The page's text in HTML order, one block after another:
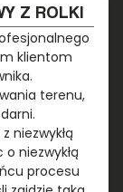
Z ROLKI
klientom
terenu,
niezwykłą
niezwykłą
procesu